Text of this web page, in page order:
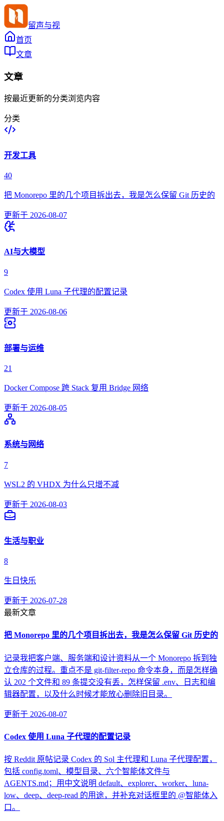
留声与视
首页
文章
文章
按最近更新的分类浏览内容
分类
开发工具
40
把 Monorepo 里的几个项目拆出去，我是怎么保留 Git 历史的
更新于 2026-08-07
AI与大模型
9
Codex 使用 Luna 子代理的配置记录
更新于 2026-08-06
部署与运维
21
Docker Compose 跨 Stack 复用 Bridge 网络
更新于 2026-08-05
系统与网络
7
WSL2 的 VHDX 为什么只增不减
更新于 2026-08-03
生活与职业
8
生日快乐
更新于 2026-07-28
最新文章
把 Monorepo 里的几个项目拆出去，我是怎么保留 Git 历史的
记录我把客户端、服务端和设计资料从一个 Monorepo 拆到独
立仓库的过程。重点不是 git-filter-repo 命令本身，而是怎样确
认 202 个文件和 89 条提交没有丢，怎样保留 .env、日志和编
辑器配置，以及什么时候才能放心删除旧目录。
更新于 2026-08-07
Codex 使用 Luna 子代理的配置记录
按 Reddit 原帖记录 Codex 的 Sol 主代理和 Luna 子代理配置，
包括 config.toml、模型目录、六个智能体文件与
AGENTS.md；用中文说明 default、explorer、worker、luna-
low、deep、deep-read 的用途，并补充对话框里的 @智能体入
口。